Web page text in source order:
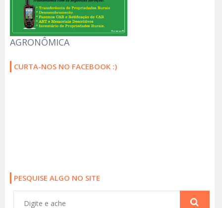
AGRONÔMICA
CURTA-NOS NO FACEBOOK :)
PESQUISE ALGO NO SITE